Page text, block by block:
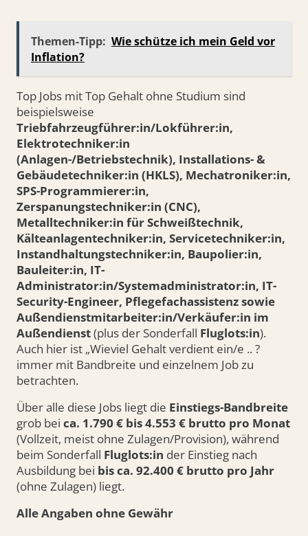
Themen-Tipp: Wie schütze ich mein Geld vor
Inflation?
Top Jobs mit Top Gehalt ohne Studium sind
beispielsweise
Triebfahrzeugführer:in/Lokführer:in,
Elektrotechniker:in
(Anlagen-/Betriebstechnik), Installations- &
Gebäudetechniker:in (HKLS), Mechatroniker:in,
SPS-Programmierer:in,
Zerspanungstechniker:in (CNC),
Metalltechniker:in für Schweißtechnik,
Kälteanlagentechniker:in, Servicetechniker:in,
Instandhaltungstechniker:in, Baupolier:in,
Bauleiter:in, IT-
Administrator:in/Systemadministrator:in, IT-
Security-Engineer, Pflegefachassistenz sowie
Außendienstmitarbeiter:in/Verkäufer:in im
Außendienst(plus der Sonderfall Fluglots:in).
Auch hier ist „Wieviel Gehalt verdient ein/e .. ?
immer mit Bandbreite und einzelnem Job zu
betrachten.
Über alle diese Jobs liegt die Einstiegs-Bandbreite
grob bei ca. 1.790 € bis 4.553 € brutto pro Monat
(Vollzeit, meist ohne Zulagen/Provision), während
beim Sonderfall Fluglots:in der Einstieg nach
Ausbildung bei bis ca. 92.400 € brutto pro Jahr
(ohne Zulagen) liegt.
Alle Angaben ohne Gewähr